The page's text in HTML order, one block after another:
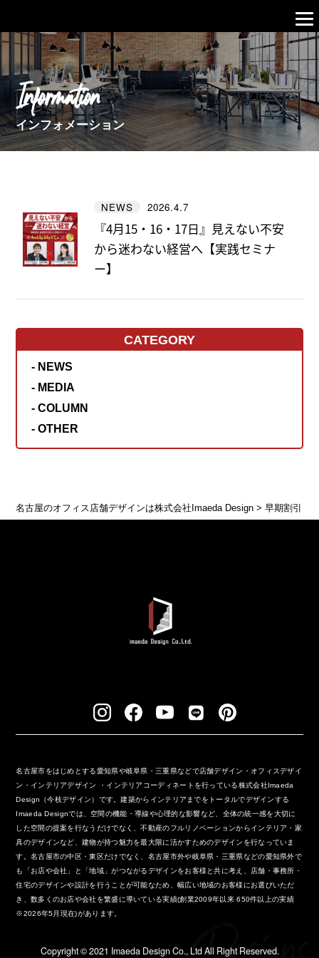
Information
インフォメーション
NEWS 2026.4.7
『4月15・16・17日』見えない不安
から迷わない経営へ【実践セミナ
ー】
CATEGORY
- NEWS
- MEDIA
- COLUMN
- OTHER
名古屋のオフィス店舗デザインは株式会社Imaeda Design >早期割引
名古屋市をはじめとする愛知県や岐阜県・三重県などで店舗デザイン・オフィスデザイ
ン・インテリアデザイン ・インテリアコーディネートを行っている株式会社Imaeda
Design（今枝デザイン）です。建築からインテリアまでをトータルでデザインする
Imaeda Designでは、空間の機能・導線や心理的な影響など、全体の統一感を大切に
した空間の提案を行なうだけでなく、不動産のフルリノベーションからインテリア・家
具のデザインなど、建物が持つ魅力を最大限に活かすためのデザインを行なっていま
す。名古屋市の中区・東区だけでなく、名古屋市外や岐阜県・三重県などの愛知県外で
も「お店や会社」と「地域」がつながるデザインをお客様と共に考え、店舗・事務所・
住宅のデザインや設計を行うことが可能なため、幅広い地域のお客様にお選びいただ
き、数多くのお店や会社を繁盛に導いている実績(創業2009年以来 650件以上の実績
※2026年5月現在)があります。
Copyright ©︎ 2021 Imaeda Design Co., Ltd All Right Reserved.